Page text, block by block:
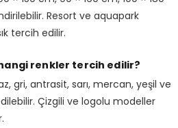
Resort ve aquapark
tercih edilir.
renkler tercih edilir?
gri, antrasit, sarı, mercan, yeşil ve
Çizgili ve logolu modeller